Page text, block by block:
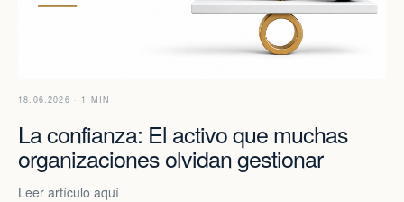
18.06.2026 · 1 MIN
La confianza: El activo que muchas
organizaciones olvidan gestionar
Leer artículo aquí